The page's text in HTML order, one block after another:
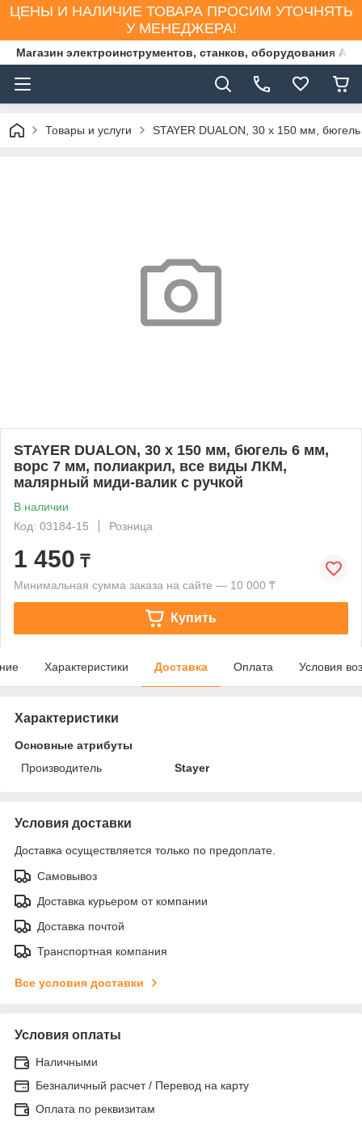
ЦЕНЫ И НАЛИЧИЕ ТОВАРА ПРОСИМ УТОЧНЯТЬ
У МЕНЕДЖЕРА!
Магазин электроинструментов, станков, оборудования
Товары и услуги STAYER DUALON, 30 х 150 мм,
STAYER DUALON, 30 х 150 мм, бюгель 6 мм,
ворс 7 мм, полиакрил, все виды ЛКМ,
малярный миди-валик с ручкой
В наличии
Код: 03184-15
Розница
1 450 ₸
Минимальная сумма заказа на сайте — 10 000 ₸
Купить
Характеристики Доставка Оплата Условия
Характеристики
Основные атрибуты
Производитель
Stayer
Условия доставки
Доставка осуществляется только по предоплате.
Самовывоз
Доставка курьером от компании
Доставка почтой
Транспортная компания
Все условия доставки
Условия оплаты
Наличными
Безналичный расчет / Перевод на карту
Оплата по реквизитам